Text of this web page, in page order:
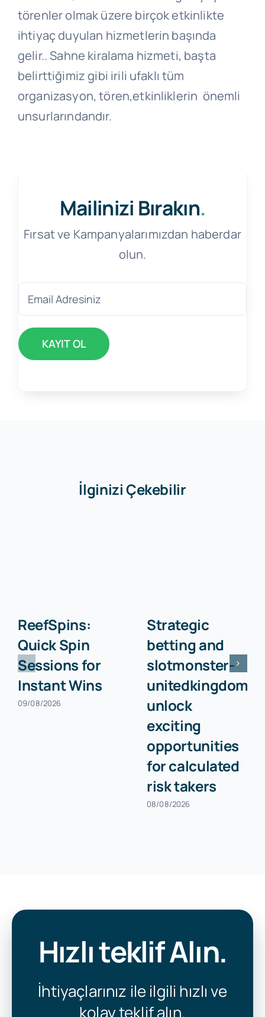
törenler olmak üzere birçok etkinlikte
ihtiyaç duyulan hizmetlerin başında
gelir.. Sahne kiralama hizmeti, başta
belirttiğimiz gibi irili ufaklı tüm
organizasyon, tören,etkinliklerin önemli
unsurlarındandır.
Mailinizi Bırakın.
Fırsat ve Kampanyalarımızdan haberdar
olun.
İlginizi Çekebilir
ReefSpins:
Quick Spin
Sessions for
Instant Wins
09/08/2026
Strategic
betting and
slotmonster-
unlock
exciting
opportunities
for calculated
risk takers
08/08/2026
Hızlı teklif Alın.
İhtiyaçlarınız ile ilgili hızlı ve
kolay teklif alın.